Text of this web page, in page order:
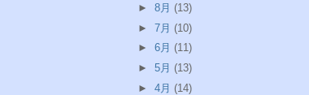
► 8月 (13)
► 7月 (10)
► 6月 (11)
► 5月 (13)
► 4月 (14)